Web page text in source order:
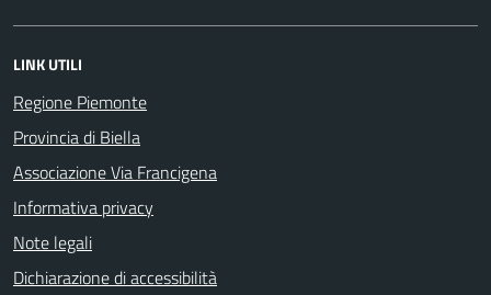
LINK UTILI
Regione Piemonte
Provincia di Biella
Associazione Via Francigena
Informativa privacy
Note legali
Dichiarazione di accessibilità